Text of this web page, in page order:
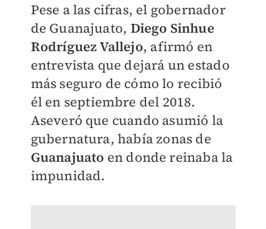
Pese a las cifras, el gobernador
de Guanajuato, Diego Sinhue
Rodríguez Vallejo, afirmó en
entrevista que dejará un estado
más seguro de cómo lo recibió
él en septiembre del 2018.
Aseveró que cuando asumió la
gubernatura, había zonas de
Guanajuato en donde reinaba la
impunidad.